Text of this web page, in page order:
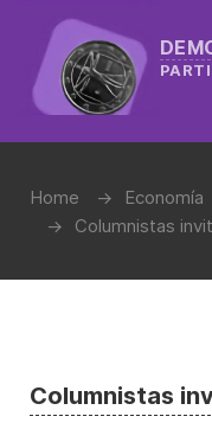
Home
Economía
Columnistas
Columnistas